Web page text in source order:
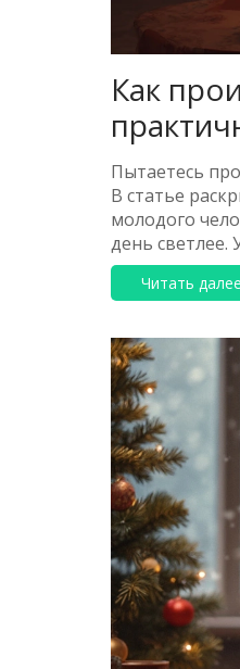
Как
Пытаетесь
В статье
молодого
день
Читать далее